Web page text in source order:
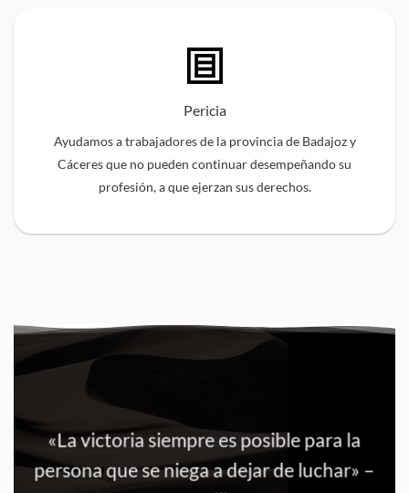
Pericia
Ayudamos a trabajadores de la provincia de Badajoz y
Cáceres que no pueden continuar desempeñando su
profesión, a que ejerzan sus derechos.
«La victoria siempre es posible para la
persona que se niega a dejar de luchar» –